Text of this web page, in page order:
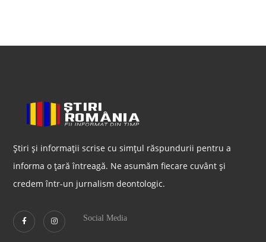
Știri și informații scrise cu simțul răspundurii pentru a
informa o țară întreagă. Ne asumăm fiecare cuvânt și
credem într-un jurnalism deontologic.
Social Media